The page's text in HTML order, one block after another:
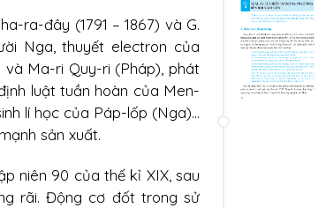
ra-đây (1791 – 1867) và G.
Nga, thuyết electron của
Ma-ri Quy-ri (Pháp), phát
luật tuần hoàn của Men-
lí học của Páp-lốp (Nga)...
sản xuất.
niên 90 của thế kỉ XIX, sau
rãi. Động cơ đốt trong sử